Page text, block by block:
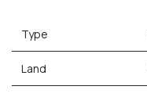
Type
Land